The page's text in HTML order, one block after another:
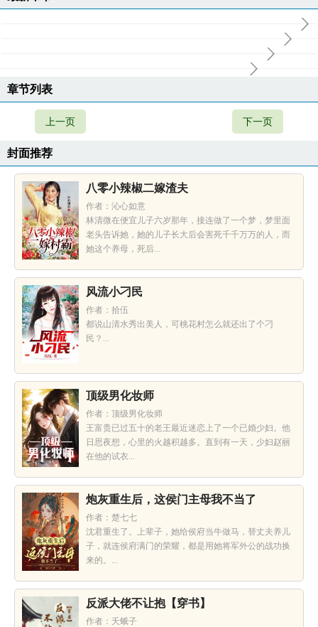
章节列表
上一页 下一页
封面推荐
八零小辣椒二嫁渣夫
作者：沁心如意
林清微在便宜儿子六岁那年，接连做了一个梦，梦里面
老头告诉她，她的儿子长大后会害死千千万万的人，而
她这个养母，死后...
风流小刁民
作者：拾伍
都说山清水秀出美人，可桃花村怎么就还出了个刁
民？...
顶级男化妆师
作者：顶级男化妆师
王富贵已过五十的老王最近迷恋上了一个已婚少妇。他
日思夜想，心里的火越积越多。直到有一天，少妇赵丽
在他的试衣...
炮灰重生后，这侯门主母我不当了
作者：楚七七
沈君重生了。上辈子，她给侯府当牛做马，替丈夫养儿
子，就连侯府满门的荣耀，都是用她将军外公的战功换
来的。...
反派大佬不让抱【穿书】
作者：夭蛾子